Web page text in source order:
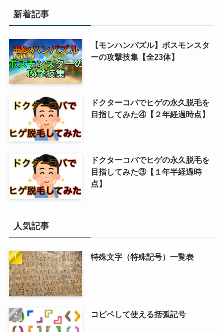
新着記事
【モンハンパズル】ボスモンスタ
ーの攻撃技集【全23体】
ドクターコバでヒゲの永久脱毛を
目指してみた④【２年経過時点】
ドクターコバでヒゲの永久脱毛を
目指してみた③【１年半経過時
点】
人気記事
特殊文字（特殊記号）一覧表
コピペして使える括弧記号